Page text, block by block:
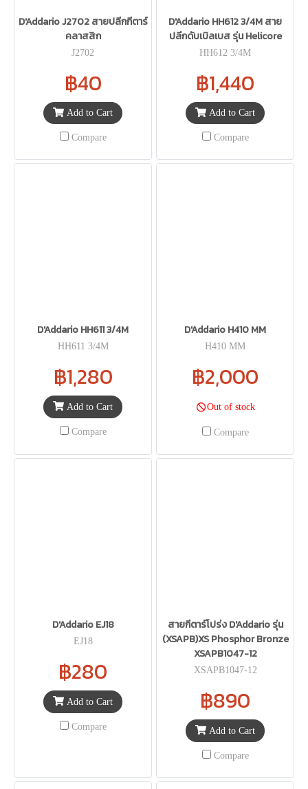
D'Addario J2702 สายปลีกกีตาร์
คลาสสิก
J2702
฿40
Add to Cart
Compare
D'Addario HH612 3/4M สาย
ปลีกดับเบิลเบส รุ่น Helicore
HH612 3/4M
฿1,440
Add to Cart
Compare
D'Addario HH611 3/4M
HH611 3/4M
฿1,280
Add to Cart
Compare
D'Addario H410 MM
H410 MM
฿2,000
Out of stock
Compare
D'Addario EJ18
EJ18
฿280
Add to Cart
Compare
สายกีตาร์โปร่ง D'Addario รุ่น
(XSAPB)XS Phosphor Bronze
XSAPB1047-12
XSAPB1047-12
฿890
Add to Cart
Compare